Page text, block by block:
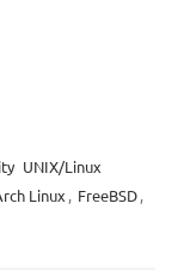
UNIX/Linux
Linux , FreeBSD,